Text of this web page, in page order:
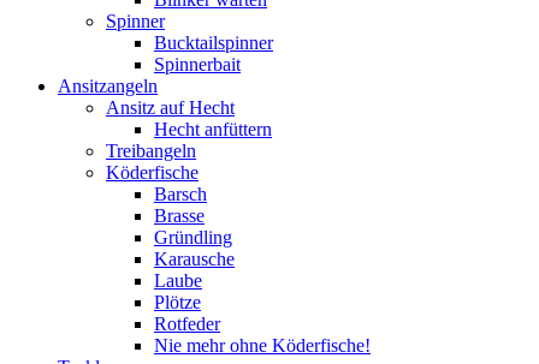
Spinner
Bucktailspinner
Spinnerbait
Ansitzangeln
Ansitz auf Hecht
Hecht anfüttern
Treibangeln
Köderfische
Barsch
Brasse
Gründling
Karausche
Laube
Plötze
Rotfeder
Nie mehr ohne Köderfische!